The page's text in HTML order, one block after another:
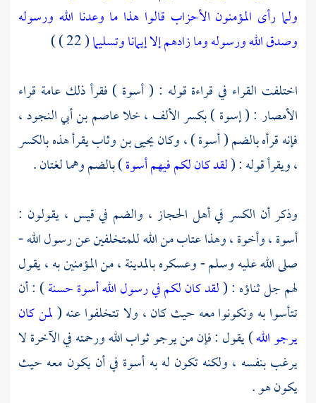
ولما رأى المؤمنون الأحزاب قالوا هذا ما وعدنا الله ورسوله
وصدق الله ورسوله وما زادهم إلا إيمانا وتسليما( 22 ) )
اختلفت القراء في قراءة قوله : ( أسوة ) فقرأ ذلك عامة قراء
الأمصار : ( إسوة ) بكسر الألف ، خلاعاصم بن أبي النجود ،
فإنه قرأه بالضم ( أسوة ) ، وكانيحيى بن وثابيقرأ هذه بالكسر
، ويقرأ قوله : (لقد كان لكم فيهم أسوة) بالضم وهما لغتان .
وذكر أن الكسر في أهل الحجاز ، والضم فيقيس ، يقولون :
أسوة ، وأخوة ، وهذا عتاب من الله للمتخلفين عن رسول الله -
صلى الله عليه وسلم - وعسكرهبالمدينة ،من المؤمنين به ، يقول
لهم جل ثناؤه : (لقد كان لكم في رسول الله أسوة حسنة) : أن
تتأسوا به وتكونوا معه حيث كان ، ولا تتخلفوا عنه (لمن كان
يرجو الله) يقول : فإن من يرجو ثواب الله ورحمته في الآخرة لا
يرغب بنفسه ، ولكنه تكون له به أسوة في أن يكون معه حيث
يكون هو .